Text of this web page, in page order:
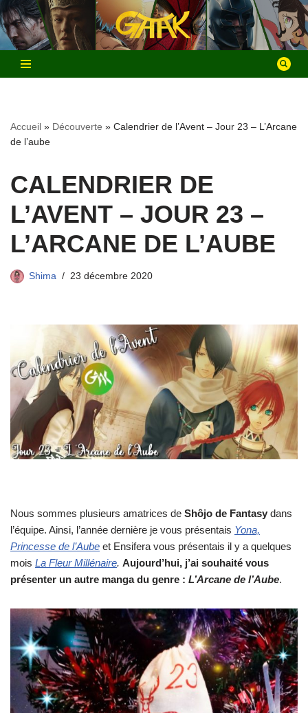
Aller
au
contenu
Accueil » Découverte » Calendrier de l’Avent – Jour 23 – L’Arcane
de l’aube
CALENDRIER DE
L’AVENT – JOUR 23 –
L’ARCANE DE L’AUBE
Shima 23 décembre 2020
Nous sommes plusieurs amatrices de Shôjo de Fantasy dans
l’équipe. Ainsi, l’année dernière je vous présentais Yona,
Princesse de l’Aube et Ensifera vous présentais il y a quelques
mois La Fleur Millénaire. Aujourd’hui, j’ai souhaité vous
présenter un autre manga du genre : L’Arcane de l’Aube.